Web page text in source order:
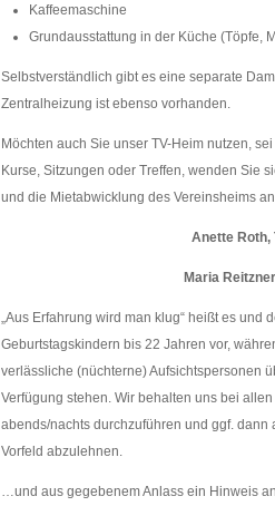
Kaffeemaschine
Grundausstattung in der Küche (Töpfe,
Selbstverständlich gibt es eine separate
Zentralheizung ist ebenso vorhanden.
Möchten auch Sie unser TV-Heim nutzen,
Kurse, Sitzungen oder Treffen, wenden Sie
und die Mietabwicklung des Vereinsheims
Anette Roth,
Maria
„Aus Erfahrung wird man klug“ heißt es
Geburtstagskindern bis 22 Jahren vor,
verlässliche (nüchterne) Aufsichtspersonen
Verfügung stehen. Wir behalten uns bei
abends/nachts durchzuführen und ggf.
Vorfeld abzulehnen.
…und aus gegebenem Anlass ein Hinweis